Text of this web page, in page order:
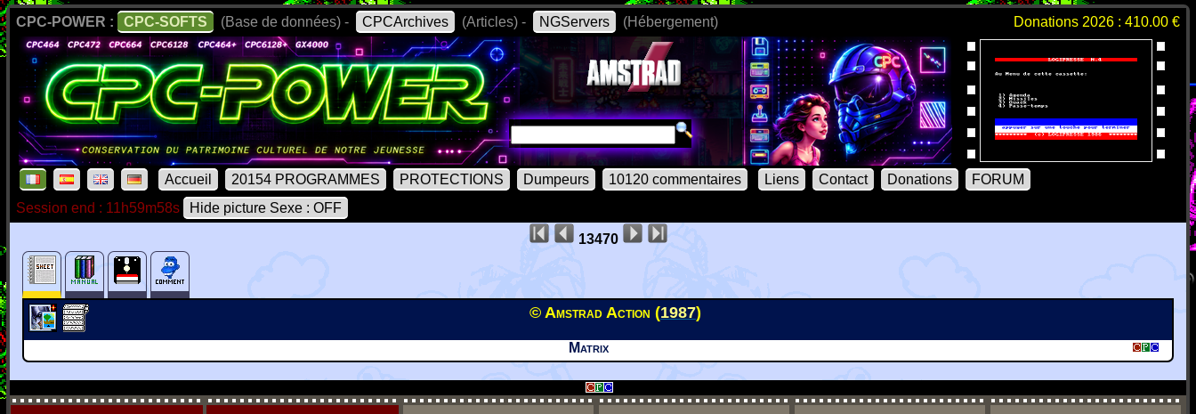
CPC-POWER : CPC-SOFTS (Base de données) - CPCArchives (Articles) - NGServers (Hébergement) Donations 2026 : 410.00 €
Accueil 20154 PROGRAMMES PROTECTIONS Dumpeurs 10120 commentaires Liens Contact Donations
FORUM
Session end : 11h59m58s
Hide picture Sexe : OFF
13470
© Amstrad Action (1987)
Matrix